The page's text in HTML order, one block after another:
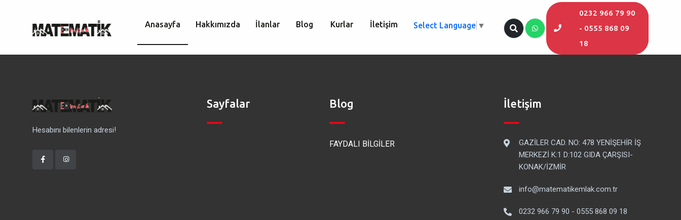
Anasayfa Hakkımızda İlanlar Blog Kurlar İletişim Select Language ▼
0232 966 79 90
- 0555 868 09
18
Hesabını bilenlerin adresi!
Sayfalar Blog
FAYDALI BİLGİLER
İletişim
GAZİLER CAD. NO: 478 YENİŞEHİR İŞ
MERKEZİ K:1 D:102 GIDA ÇARŞISI-
KONAK/İZMİR
info@matematikemlak.com.tr
0232 966 79 90 - 0555 868 09 18